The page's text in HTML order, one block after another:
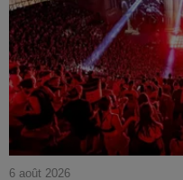
6 août 2026